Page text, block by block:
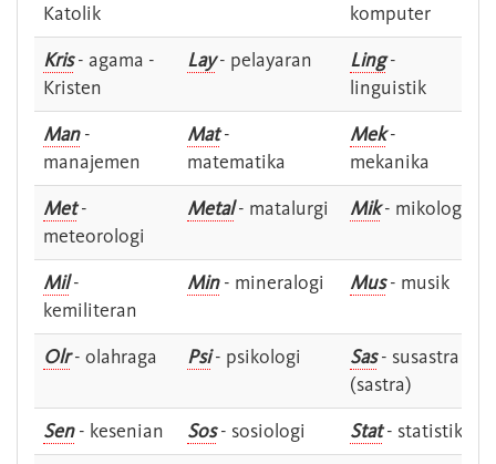
Katolik
komputer
Kris- agama -
Kristen
Lay- pelayaran Ling-
linguistik
Man-
manajemen
Mat-
matematika
Mek-
mekanika
Met-
meteorologi
Metal- matalurgi Mik- mikologi
Mil-
kemiliteran
Min- mineralogi Mus- musik
Olr- olahraga Psi- psikologi Sas- susastra -
(sastra)
Sen- kesenian Sos- sosiologi Stat- statistik